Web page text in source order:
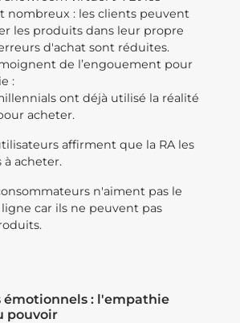
nombreux : les clients peuvent
les produits dans leur propre
d'achat sont réduites.
de l’engouement pour
:
ont déjà utilisé la réalité
acheter.
affirment que la RA les
à acheter.
n'aiment pas le
car ils ne peuvent pas
émotionnels : l'empathie
pouvoir